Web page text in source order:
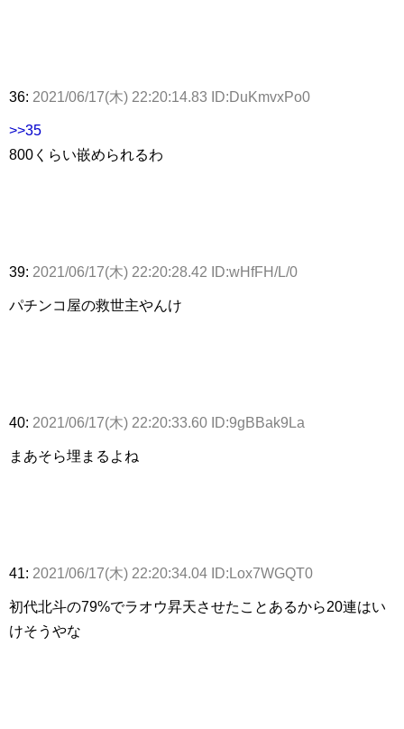
36: 2021/06/17(木) 22:20:14.83 ID:DuKmvxPo0
>>35
800くらい嵌められるわ
39: 2021/06/17(木) 22:20:28.42 ID:wHfFH/L/0
パチンコ屋の救世主やんけ
40: 2021/06/17(木) 22:20:33.60 ID:9gBBak9La
まあそら埋まるよね
41: 2021/06/17(木) 22:20:34.04 ID:Lox7WGQT0
初代北斗の79%でラオウ昇天させたことあるから20連はい
けそうやな